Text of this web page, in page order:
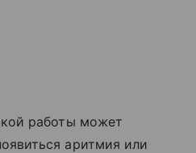
работы может
аритмия или